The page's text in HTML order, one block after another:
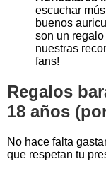
escuchar
buenos
son un
nuestras
fans!
Regalos
18 años
No hace falta
que respetan tu